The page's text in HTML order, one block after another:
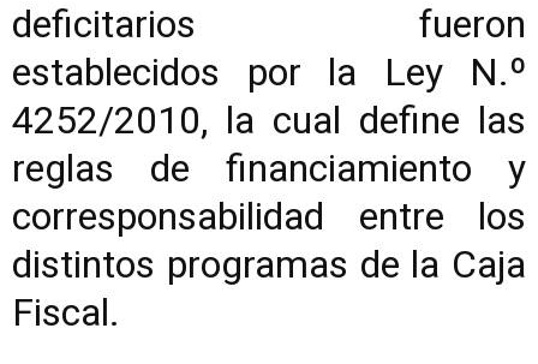
deficitarios fueron
establecidos por la Ley N.º
4252/2010, la cual define las
reglas de financiamiento y
corresponsabilidad entre los
distintos programas de la Caja
Fiscal.